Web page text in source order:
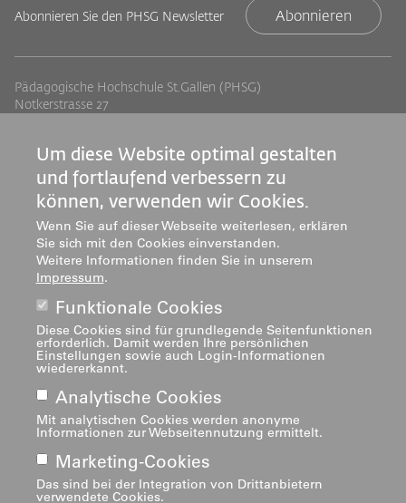
Abonnieren Sie den PHSG Newsletter Abonnieren
Pädagogische Hochschule St.Gallen (PHSG)
Notkerstrasse 27
info@phsg.ch
Footer
Links
Standorte
Medien
Mediatheken
Footer
rechts
Studium
Forschung & Entwicklung
Dienstleistung
Zentren
Über uns
Footer
Impressum
Um diese Website optimal gestalten
und fortlaufend verbessern zu
können, verwenden wir Cookies.
Wenn Sie auf dieser Webseite weiterlesen, erklären
Sie sich mit den Cookies einverstanden.
Weitere Informationen finden Sie in unserem
Impressum.
Funktionale Cookies
Diese Cookies sind für grundlegende Seitenfunktionen
erforderlich. Damit werden Ihre persönlichen
Einstellungen sowie auch Login-Informationen
wiedererkannt.
Analytische Cookies
Mit analytischen Cookies werden anonyme
Informationen zur Webseitennutzung ermittelt.
Marketing-Cookies
Das sind bei der Integration von Drittanbietern
verwendete Cookies.